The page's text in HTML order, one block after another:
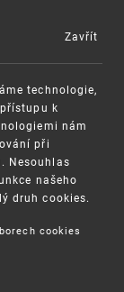
MENU
technologie,
k
nám
při
Nesouhlas
našeho
druh cookies.
cookies
Zavřít